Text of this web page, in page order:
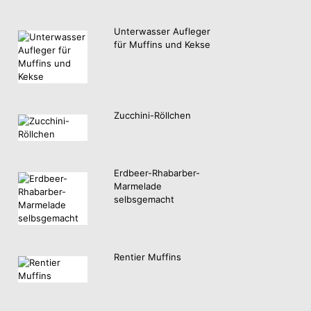
Unterwasser Aufleger
für Muffins und Kekse
Zucchini-Röllchen
Erdbeer-Rhabarber-
Marmelade
selbsgemacht
Rentier Muffins